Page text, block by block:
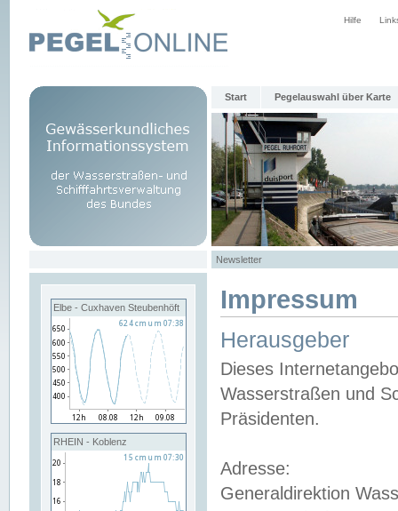
Hilfe
Start Pegelauswahl über Karte
Newsletter
Elbe - Cuxhaven Steubenhöft
RHEIN - Koblenz
Impressum
Herausgeber
Dieses
Wasserstraßen und
Präsidenten.
Adresse:
Generaldirektion